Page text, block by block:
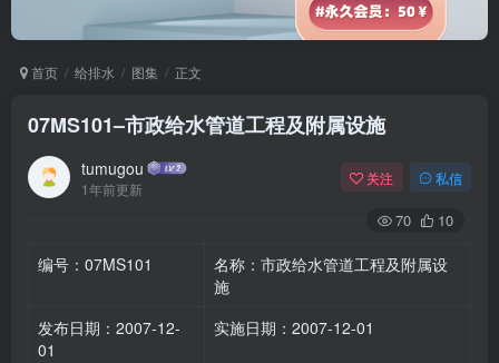
首页 给排水 图集 正文
07MS101–市政给水管道工程及附属设施
tumugou
1年前更新
关注 私信
70 10
编号：07MS101
名称：市政给水管道工程及附属设
施
发布日期：2007-12-
01
实施日期：2007-12-01